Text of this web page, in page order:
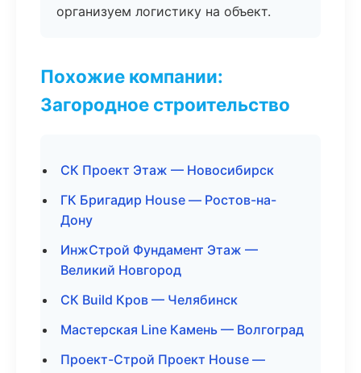
организуем логистику на объект.
Похожие компании:
Загородное строительство
СК Проект Этаж — Новосибирск
ГК Бригадир House — Ростов-на-
Дону
ИнжСтрой Фундамент Этаж —
Великий Новгород
СК Build Кров — Челябинск
Мастерская Line Камень — Волгоград
Проект-Строй Проект House —